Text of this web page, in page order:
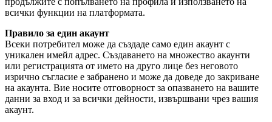
всички функции на платформата.
Правило за един акаунт
Всеки потребител може да създаде само един акаунт с
уникален имейл адрес. Създаването на множество акаунти
или регистрацията от името на друго лице без неговото
изрично съгласие е забранено и може да доведе до закриване
на акаунта. Вие носите отговорност за опазването на вашите
данни за вход и за всички дейности, извършвани чрез вашия
акаунт.